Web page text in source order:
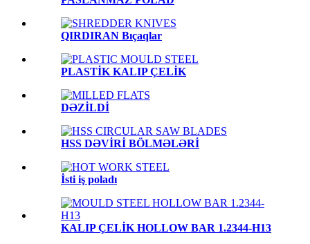
QIRDIRAN Bıçaqlar
PLASTİK KALIP ÇELİK
DƏZİLDİ
HSS DƏVİRİ BÖLMƏLƏRİ
İsti iş poladı
KALIP ÇELİK HOLLOW BAR 1.2344-H13